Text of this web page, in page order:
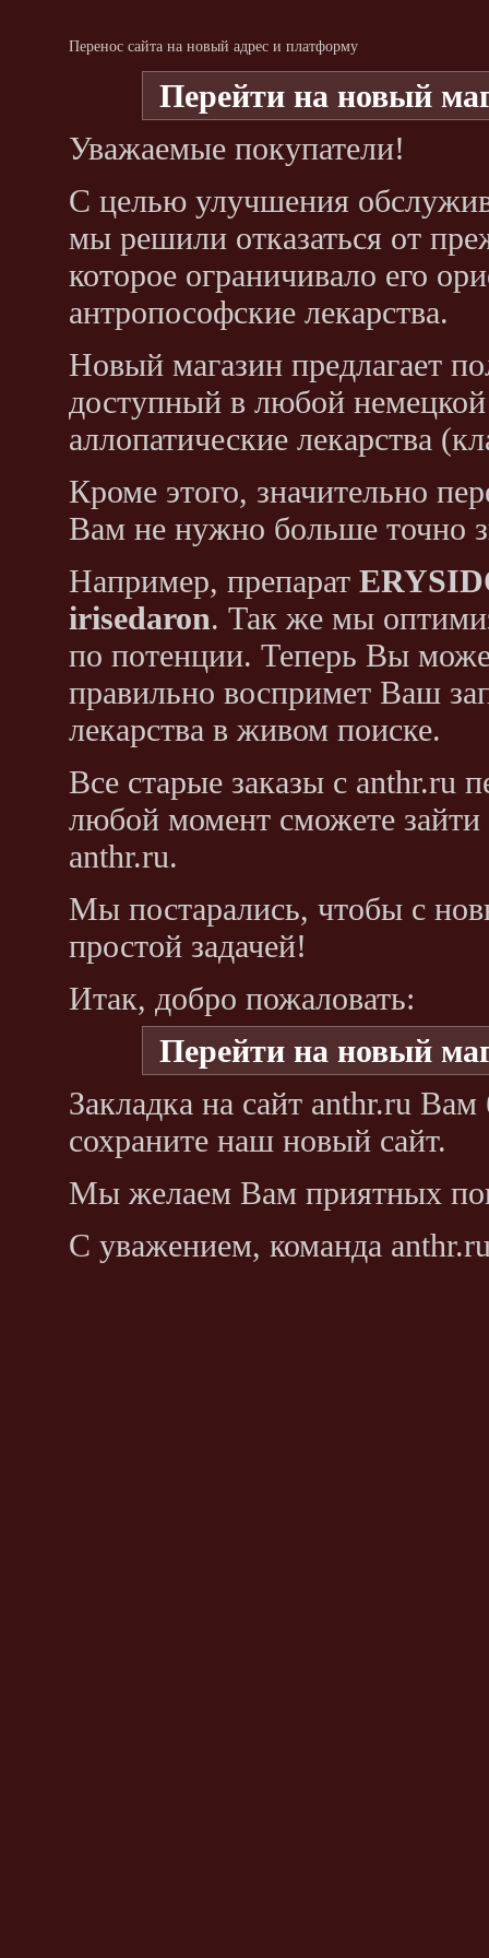
Перенос сайта на новый адрес и платформу
Перейти на новый
Уважаемые покупатели!
С целью улучшения
мы решили отказаться от
которое ограничивало его
антропософские лекарства.
Новый магазин предлагает
доступный в любой
аллопатические лекарства
Кроме этого, значительно
Вам не нужно больше точно
Например, препарат
irisedaron. Так же мы
по потенции. Теперь Вы
правильно воспримет Ваш
лекарства в живом поиске.
Все старые заказы с anthr.ru
любой момент сможете зайти
anthr.ru.
Мы постарались, чтобы с
простой задачей!
Итак, добро пожаловать:
Перейти на новый
Закладка на сайт anthr.ru
сохраните наш новый сайт.
Мы желаем Вам приятных
С уважением, команда